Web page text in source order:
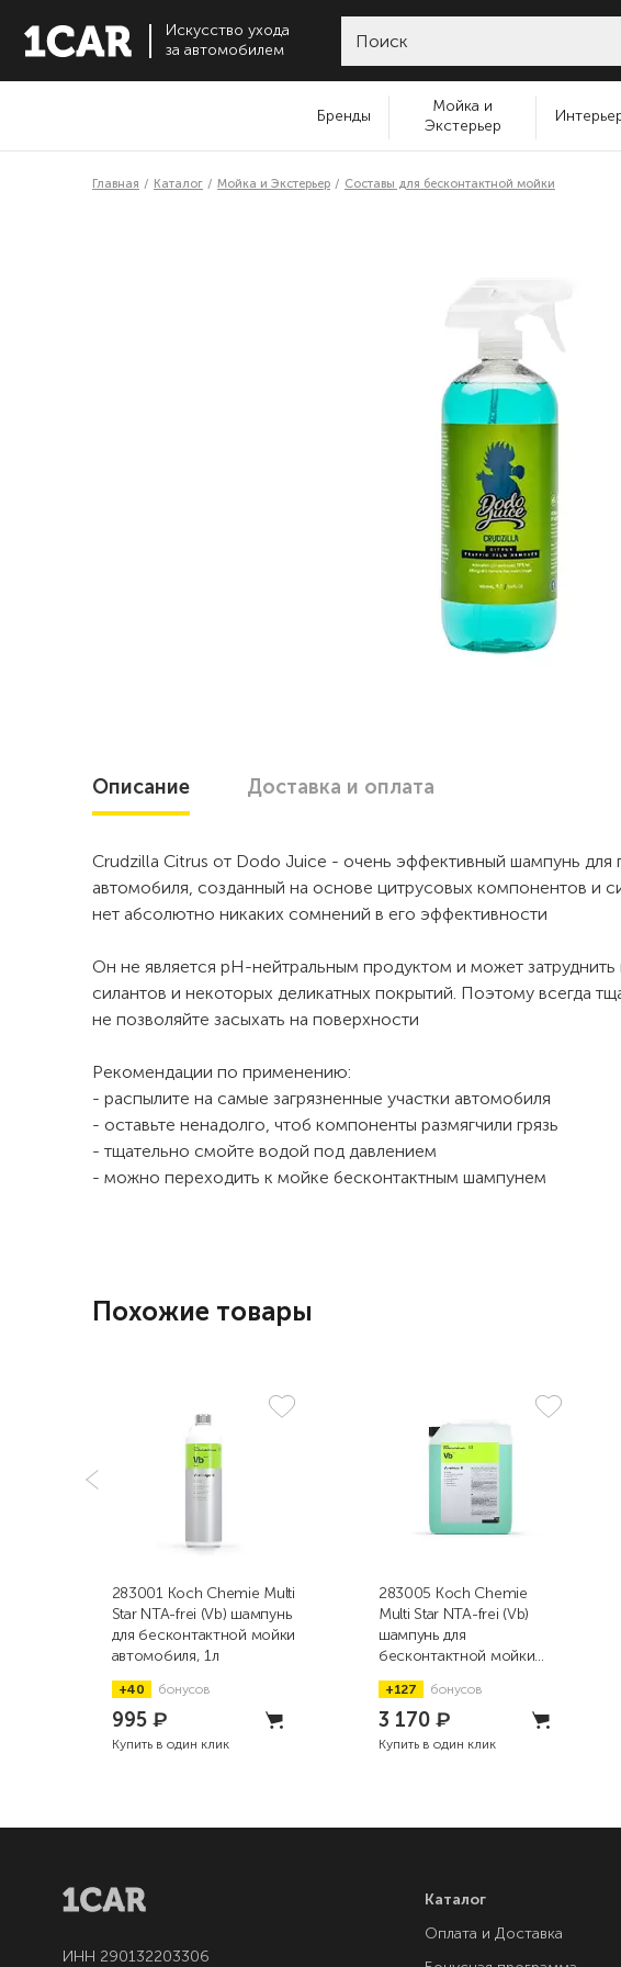
Искусство ухода
за автомобилем
Бренды
Мойка и
Экстерьер
Главная Каталог Мойка и Экстерьер Составы для бесконтактной мойки
Описание Доставка и оплата
Crudzilla Citrus от Dodo Juice - очень эффективный шампунь для
автомобиля, созданный на основе цитрусовых компонентов и
нет абсолютно никаких сомнений в его эффективности
Он не является pH-нейтральным продуктом и может
силантов и некоторых деликатных покрытий. Поэтому всегда
не позволяйте засыхать на поверхности
Рекомендации по применению:
- распылите на самые загрязненные участки автомобиля
- оставьте ненадолго, чтоб компоненты размягчили грязь
- тщательно смойте водой под давлением
- можно переходить к мойке бесконтактным шампунем
Похожие товары
283001 Koch Chemie Multi
Star NTA-frei (Vb) шампунь
для бесконтактной мойки
автомобиля, 1л
+40 бонусов
995 ₽
Купить в один клик
283005 Koch Chemie
Multi Star NTA-frei (Vb)
шампунь для
бесконтактной мойки
автомобиля, 5л
+127 бонусов
3 170 ₽
Купить в один клик
ИНН 290132203306
Каталог
Оплата и Доставка